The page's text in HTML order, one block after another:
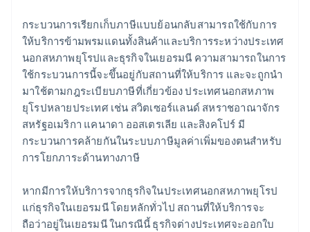
กระบวนการเรียกเก็บภาษีแบบย้อนกลับสามารถใช้กับการ
ให้บริการข้ามพรมแดนทั้งสินค้าและบริการระหว่างประเทศ
นอกสหภาพยุโรปและธุรกิจในเยอรมนี ความสามารถในการ
ใช้กระบวนการนี้จะขึ้นอยู่กับสถานที่ให้บริการ และจะถูกนำ
มาใช้ตามกฎระเบียบภาษีที่เกี่ยวข้อง ประเทศนอกสหภาพ
ยุโรปหลายประเทศ เช่น สวิตเซอร์แลนด์ สหราชอาณาจักร
สหรัฐอเมริกา แคนาดา ออสเตรเลีย และสิงคโปร์ มี
กระบวนการคล้ายกันในระบบภาษีมูลค่าเพิ่มของตนสำหรับ
การโยกภาระด้านทางภาษี
หากมีการให้บริการจากธุรกิจในประเทศนอกสหภาพยุโรป
แก่ธุรกิจในเยอรมนี โดยหลักทั่วไป สถานที่ให้บริการจะ
ถือว่าอยู่ในเยอรมนี ในกรณีนี้ ธุรกิจต่างประเทศจะออกใบ